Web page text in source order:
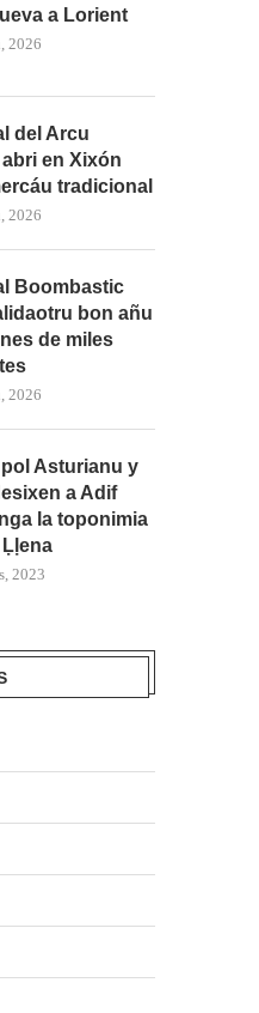
a Lorient
2026
del Arcu
en Xixón
tradicional
2026
Boombastic
bon añu
de miles
2026
pol Asturianu y
a Adif
la toponimia
2023